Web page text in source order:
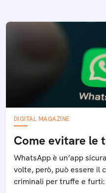
DIGITAL MAGAZINE
Come evitare le
WhatsApp è un’app
volte, però, può essere il
criminali per truffe e